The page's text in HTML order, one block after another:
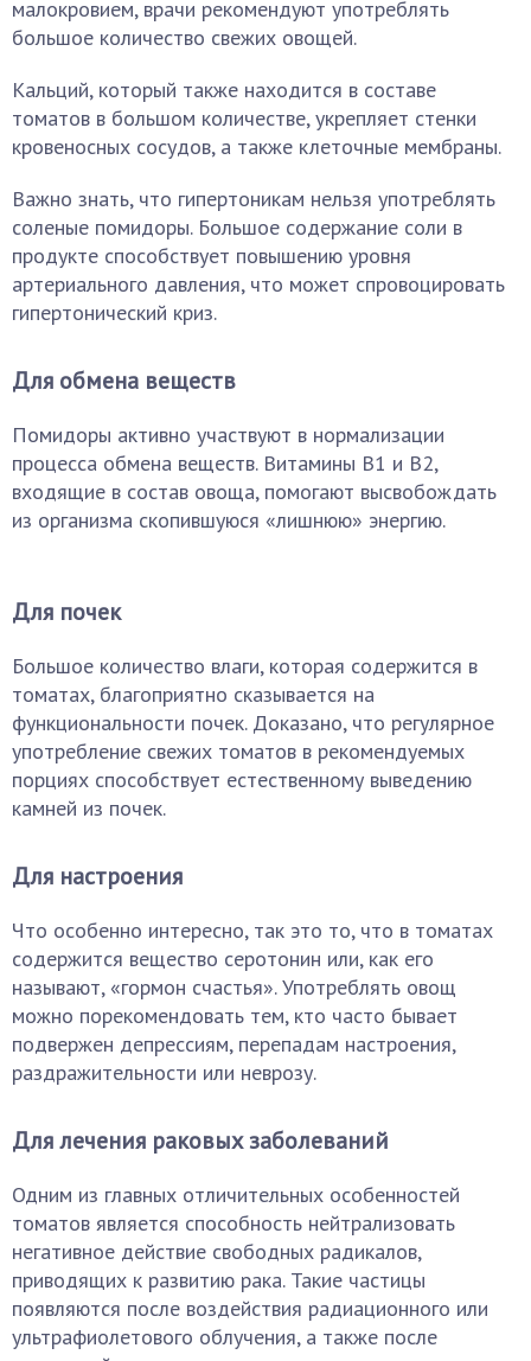
малокровием, врачи рекомендуют употреблять
большое количество свежих овощей.
Кальций, который также находится в составе
томатов в большом количестве, укрепляет стенки
кровеносных сосудов, а также клеточные мембраны.
Важно знать, что гипертоникам нельзя употреблять
соленые помидоры. Большое содержание соли в
продукте способствует повышению уровня
артериального давления, что может спровоцировать
гипертонический криз.
Для обмена веществ
Помидоры активно участвуют в нормализации
процесса обмена веществ. Витамины В1 и В2,
входящие в состав овоща, помогают высвобождать
из организма скопившуюся «лишнюю» энергию.
Для почек
Большое количество влаги, которая содержится в
томатах, благоприятно сказывается на
функциональности почек. Доказано, что регулярное
употребление свежих томатов в рекомендуемых
порциях способствует естественному выведению
камней из почек.
Для настроения
Что особенно интересно, так это то, что в томатах
содержится вещество серотонин или, как его
называют, «гормон счастья». Употреблять овощ
можно порекомендовать тем, кто часто бывает
подвержен депрессиям, перепадам настроения,
раздражительности или неврозу.
Для лечения раковых заболеваний
Одним из главных отличительных особенностей
томатов является способность нейтрализовать
негативное действие свободных радикалов,
приводящих к развитию рака. Такие частицы
появляются после воздействия радиационного или
ультрафиолетового облучения, а также после